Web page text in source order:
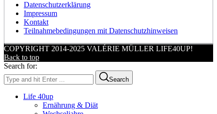
Datenschutzerklärung
Impressum
Kontakt
Teilnahmebedingungen mit Datenschutzhinweisen
COPYRIGHT 2014-2025 VALÉRIE MÜLLER LIFE40UP!
Back to top
Search for:
Search
Life 40up
Ernährung & Diät